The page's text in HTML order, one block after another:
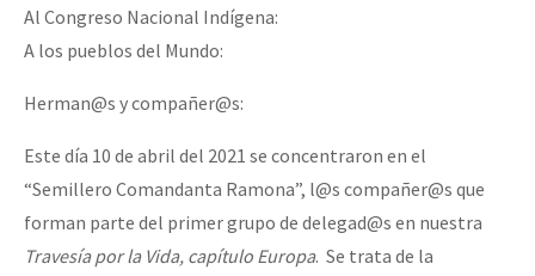
Al Congreso Nacional Indígena:
A los pueblos del Mundo:
Herman@s y compañer@s:
Este día 10 de abril del 2021 se concentraron en el
“Semillero Comandanta Ramona”, l@s compañer@s que
forman parte del primer grupo de delegad@s en nuestra
Travesía por la Vida, capítulo Europa. Se trata de la